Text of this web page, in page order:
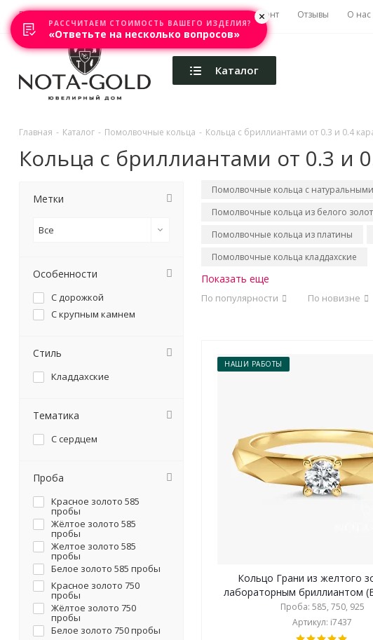
Главная Акции Каталоги Изготовление Ремонт Отзывы О нас
Каталог
Главная - Каталог - Помолвочные кольца - Кольца с бриллиантами от 0.3 и 0.4
Кольца с бриллиантами от 0.3 и
Помолвочные кольца с
Помолвочные кольца из белого
Помолвочные кольца из платины
Помолвочные кольца кладдахские
Показать еще
По популярности По новизне
НАШИ РАБОТЫ
Кольцо Грани из желтого
лабораторным бриллиантом
Проба: 585, 750, 925
Артикул: i7437
Метки
Все
Особенности
С дорожкой
С крупным камнем
Стиль
Кладдахские
Тематика
С сердцем
Проба
Красное золото 585
пробы
Жёлтое золото 585
пробы
Желтое золото 585
пробы
Белое золото 585 пробы
Красное золото 750
пробы
Жёлтое золото 750
пробы
Белое золото 750 пробы
РАССЧИТАЕМ СТОИМОСТЬ ВАШЕГО ИЗДЕЛИЯ?
«Ответьте на несколько вопросов»